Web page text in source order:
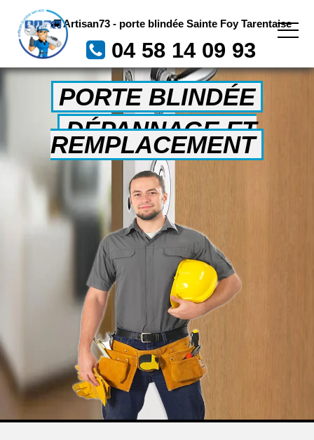
Artisan73 - porte blindée Sainte Foy Tarentaise
04 58 14 09 93
PORTE BLINDÉE
DÉPANNAGE ET
REMPLACEMENT